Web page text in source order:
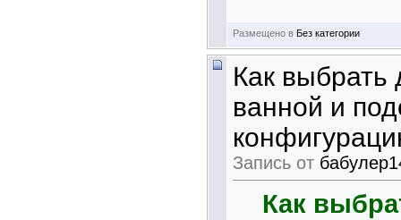
Размещено в Без категории
Как
ванной и
Запись от
Как